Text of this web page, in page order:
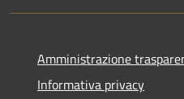
Amministrazione
Informativa privacy